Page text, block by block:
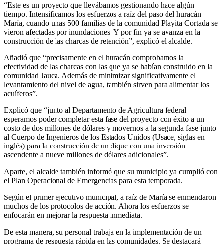
“Este es un proyecto que llevábamos gestionando hace algún
tiempo. Intensificamos los esfuerzos a raíz del paso del huracán
María, cuando unas 500 familias de la comunidad Playita Cortada se
vieron afectadas por inundaciones. Y por fin ya se avanza en la
construcción de las charcas de retención”, explicó el alcalde.
Añadió que “precisamente en el huracán comprobamos la
efectividad de las charcas con las que ya se habían construido en la
comunidad Jauca. Además de minimizar significativamente el
levantamiento del nivel de agua, también sirven para alimentar los
acuíferos”.
Explicó que “junto al Departamento de Agricultura federal
esperamos poder completar esta fase del proyecto con éxito a un
costo de dos millones de dólares y movernos a la segunda fase junto
al Cuerpo de Ingenieros de los Estados Unidos (Usace, siglas en
inglés) para la construcción de un dique con una inversión
ascendente a nueve millones de dólares adicionales”.
Aparte, el alcalde también informó que su municipio ya cumplió con
el Plan Operacional de Emergencias para esta temporada.
Según el primer ejecutivo municipal, a raíz de María se enmendaron
muchos de los protocolos de acción. Ahora los esfuerzos se
enfocarán en mejorar la respuesta inmediata.
De esta manera, su personal trabaja en la implementación de un
programa de respuesta rápida en las comunidades. Se destacará